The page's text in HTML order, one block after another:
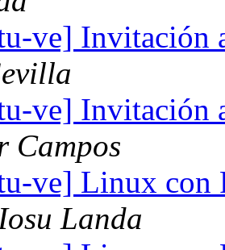
ve] Invitación
ve] Invitación
Campos
ve] Linux con
Landa